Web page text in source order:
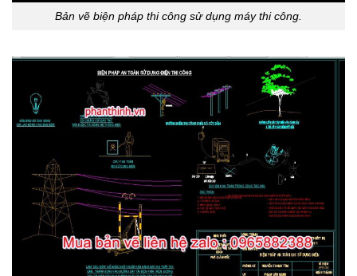
Bản vẽ biện pháp thi công sử dụng máy thi công.